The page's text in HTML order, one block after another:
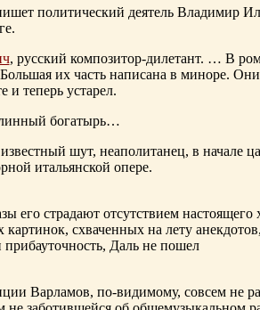
политический деятель Владимир
, русский композитор-дилетант. … В
их часть написана в миноре.
и теперь устарел.
богатырь…
шут, неаполитанец, в
итальянской опере.
его страдают отсутствием настоящего
схваченных на лету
Даль не пошел
Варламов, по-видимому, совсем не